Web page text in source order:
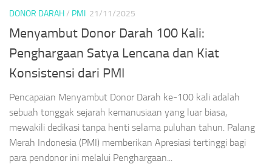
DONOR DARAH/ PMI 21/11/2025
Menyambut Donor Darah 100 Kali:
Penghargaan Satya Lencana dan Kiat
Konsistensi dari PMI
Pencapaian Menyambut Donor Darah ke-100 kali adalah
sebuah tonggak sejarah kemanusiaan yang luar biasa,
mewakili dedikasi tanpa henti selama puluhan tahun. Palang
Merah Indonesia (PMI) memberikan Apresiasi tertinggi bagi
para pendonor ini melalui Penghargaan...